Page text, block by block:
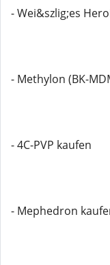
- Wei&szlig;es
- Methylon (BK-
- 4C-PVP kaufen
- Mephedron